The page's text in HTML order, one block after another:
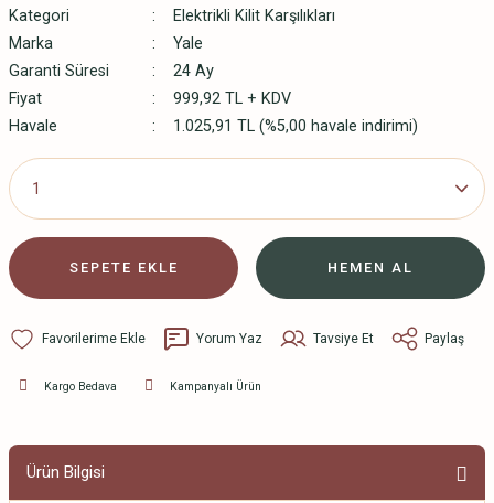
Kategori
Elektrikli Kilit Karşılıkları
Marka
Yale
Garanti Süresi
24 Ay
Fiyat
999,92 TL + KDV
Havale
1.025,91 TL (%5,00 havale indirimi)
SEPETE EKLE HEMEN AL
Yorum Yaz Tavsiye Et Paylaş
Kargo Bedava Kampanyalı Ürün
Ürün Bilgisi